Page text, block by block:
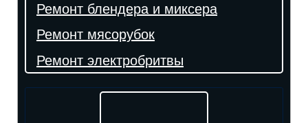
Ремонт блендера и миксера
Ремонт мясорубок
Ремонт электробритвы